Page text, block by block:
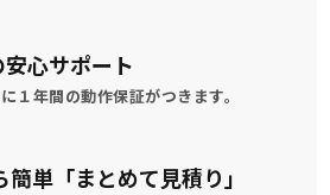
安心サポート
１年間の動作保証がつきます。
簡単 「まとめて見積り」